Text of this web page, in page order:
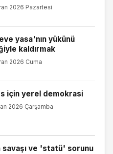
2026 Pazartesi
yasa'nın yükünü
kaldırmak
2026 Cuma
için yerel demokrasi
2026 Çarşamba
savaşı ve 'statü' sorunu